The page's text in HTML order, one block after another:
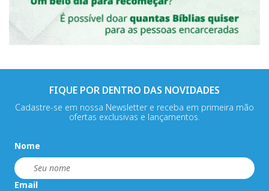
FIQUE POR DENTRO DAS NOVIDADES
Cadastre-se em nossa Newsletter e receba em primeira mão
ofertas exclusivas e lançamentos.
Nome
Email